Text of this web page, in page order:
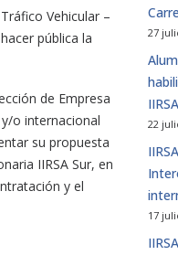
Vehicular –
pública la
de Empresa
o internacional
su propuesta
IIRSA Sur, en
y el
27
22
17